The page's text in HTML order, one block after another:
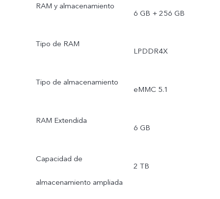
RAM y almacenamiento
6 GB + 256 GB
Tipo de RAM
LPDDR4X
Tipo de almacenamiento
eMMC 5.1
RAM Extendida
6 GB
Capacidad de
almacenamiento ampliada
2 TB